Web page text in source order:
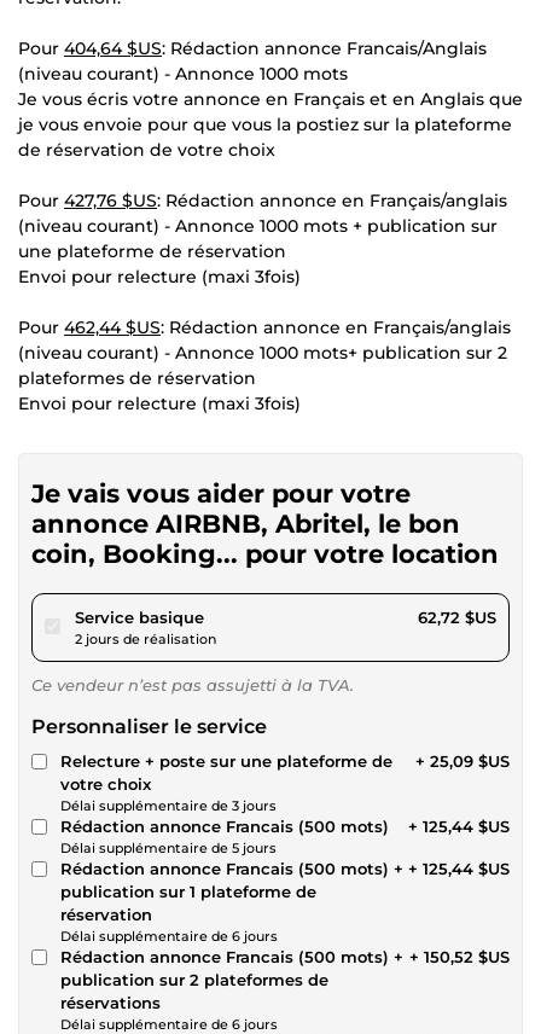
Pour 404,64 $US: Rédaction annonce Francais/Anglais
(niveau courant) - Annonce 1000 mots
Je vous écris votre annonce en Français et en Anglais que
je vous envoie pour que vous la postiez sur la plateforme
de réservation de votre choix
Pour 427,76 $US: Rédaction annonce en Français/anglais
(niveau courant) - Annonce 1000 mots + publication sur
une plateforme de réservation
Envoi pour relecture (maxi 3fois)
Pour 462,44 $US: Rédaction annonce en Français/anglais
(niveau courant) - Annonce 1000 mots+ publication sur 2
plateformes de réservation
Envoi pour relecture (maxi 3fois)
Je vais vous aider pour votre
annonce AIRBNB, Abritel, le bon
coin, Booking... pour votre location
Service basiquepour 57,81 $US
2 jours de réalisation
62,72 $US
Ce vendeur n’est pas assujetti à la TVA.
Personnaliser le service
Relecture + poste sur une plateforme de
votre choix
Délai supplémentaire de 3 jours
+ 25,09 $US
Rédaction annonce Francais (500 mots)
Délai supplémentaire de 5 jours
+ 125,44 $US
Rédaction annonce Francais (500 mots) +
publication sur 1 plateforme de
réservation
Délai supplémentaire de 6 jours
+ 125,44 $US
Rédaction annonce Francais (500 mots) +
publication sur 2 plateformes de
réservations
Délai supplémentaire de 6 jours
+ 150,52 $US